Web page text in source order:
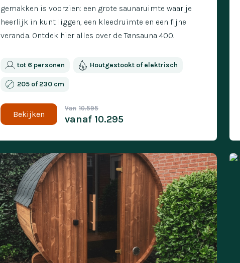
gemakken is voorzien: een grote saunaruimte waar je
heerlijk in kunt liggen, een kleedruimte en een fijne
veranda. Ontdek hier alles over de Tønsauna 400.
tot 6 personen Houtgestookt of elektrisch
205 of 230 cm
Bekijken
Van 10.595
vanaf 10.295